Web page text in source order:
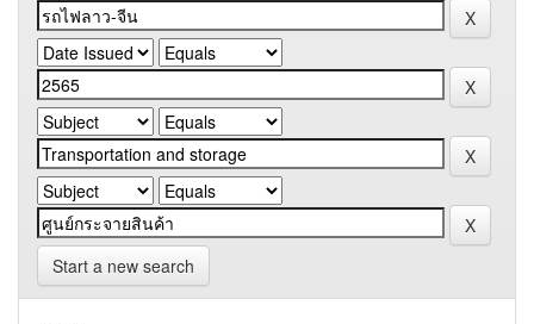
Start a new search